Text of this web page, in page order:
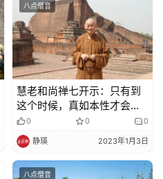
八点僧音
慧老和尚禅七开示：只有到
这个时候，真如本性才会完
整地显现出来
0 0 0
静瑛 2023年1月3日
八点僧音